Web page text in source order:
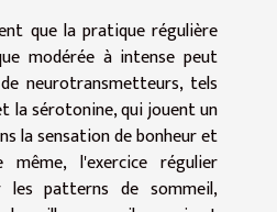
que la pratique régulière
modérée à intense peut
neurotransmetteurs, tels
la sérotonine, qui jouent un
la sensation de bonheur et
l'exercice régulier
les patterns de sommeil,